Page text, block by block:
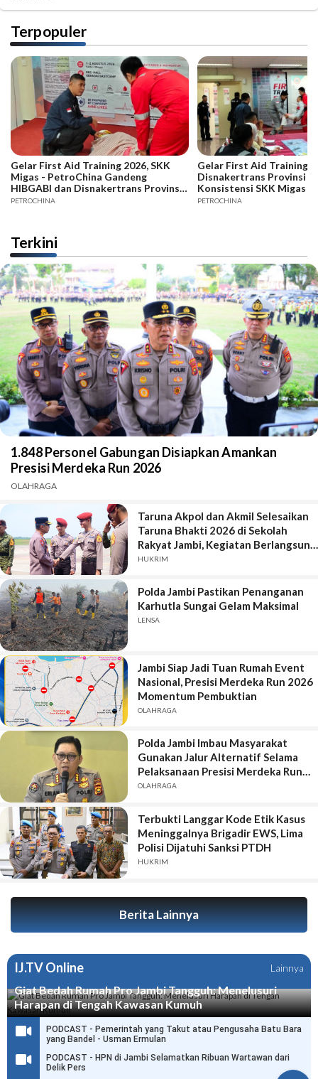
Terpopuler
Gelar First Aid Training 2026, SKK
Migas - PetroChina Gandeng
HIBGABI dan Disnakertrans Provinsi
Jambi
PETROCHINA
Gelar First Aid Training
Disnakertrans Provinsi
Konsistensi SKK Migas -
PETROCHINA
Terkini
1.848 Personel Gabungan Disiapkan Amankan
Presisi Merdeka Run 2026
OLAHRAGA
Taruna Akpol dan Akmil Selesaikan
Taruna Bhakti 2026 di Sekolah
Rakyat Jambi, Kegiatan Berlangsung
Aman dan Lancar
HUKRIM
Polda Jambi Pastikan Penanganan
Karhutla Sungai Gelam Maksimal
LENSA
Jambi Siap Jadi Tuan Rumah Event
Nasional, Presisi Merdeka Run 2026
Momentum Pembuktian
OLAHRAGA
Polda Jambi Imbau Masyarakat
Gunakan Jalur Alternatif Selama
Pelaksanaan Presisi Merdeka Run
2026
OLAHRAGA
Terbukti Langgar Kode Etik Kasus
Meninggalnya Brigadir EWS, Lima
Polisi Dijatuhi Sanksi PTDH
HUKRIM
Berita Lainnya
IJ.TV Online Lainnya
Giat Bedah Rumah Pro Jambi Tangguh: Menelusuri
Harapan di Tengah Kawasan Kumuh
PODCAST - Pemerintah yang Takut atau Pengusaha Batu Bara
yang Bandel - Usman Ermulan
PODCAST - HPN di Jambi Selamatkan Ribuan Wartawan dari
Delik Pers